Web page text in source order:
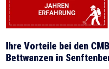
Ihre Vorteile bei den
Bettwanzen in